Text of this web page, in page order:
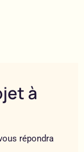
à
répondra